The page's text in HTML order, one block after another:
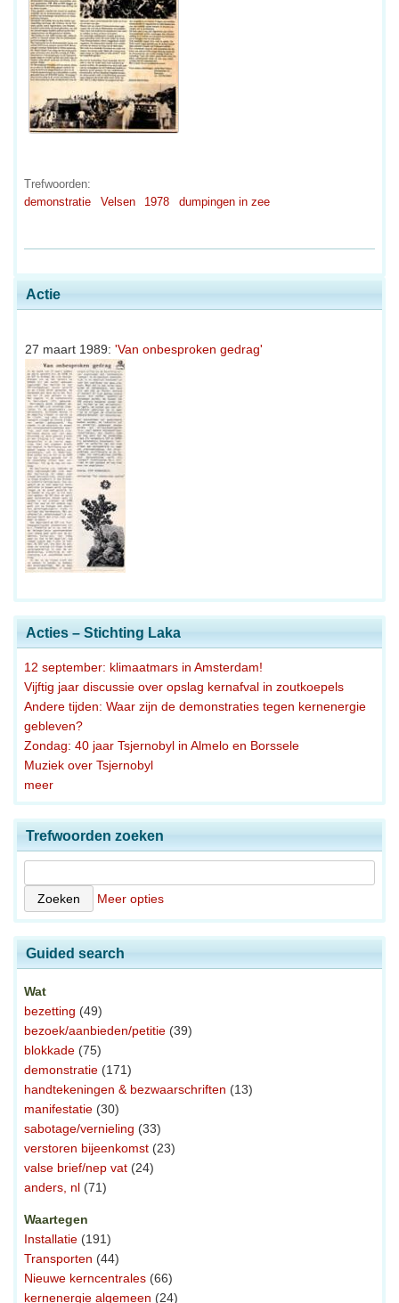
Actie
27 maart 1989: 'Van onbesproken gedrag'
Acties – Stichting Laka
12 september: klimaatmars in Amsterdam!
Vijftig jaar discussie over opslag kernafval in zoutkoepels
Andere tijden: Waar zijn de demonstraties tegen kernenergie
gebleven?
Zondag: 40 jaar Tsjernobyl in Almelo en Borssele
Muziek over Tsjernobyl
meer
Trefwoorden:
demonstratie
Velsen 1978 dumpingen in zee
Trefwoorden zoeken
Meer opties
Guided search
Wat
bezetting (49)
bezoek/aanbieden/petitie (39)
blokkade (75)
demonstratie (171)
handtekeningen & bezwaarschriften (13)
manifestatie (30)
sabotage/vernieling (33)
verstoren bijeenkomst (23)
valse brief/nep vat (24)
anders, nl (71)
Waartegen
Installatie (191)
Transporten (44)
Nieuwe kerncentrales (66)
kernenergie algemeen (24)